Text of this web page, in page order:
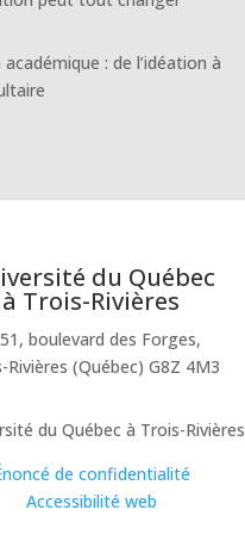
: de l’idéation à
du Québec
à Trois-Rivières
boulevard des Forges,
Rivières (Québec) G8Z 4M3
du Québec à Trois-Rivières
de confidentialité
Accessibilité web